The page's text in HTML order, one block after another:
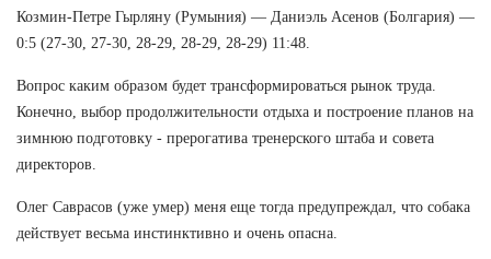
Козмин-Петре Гырляну (Румыния) — Даниэль Асенов (Болгария) —
0:5 (27-30, 27-30, 28-29, 28-29, 28-29) 11:48.
Вопрос каким образом будет трансформироваться рынок труда.
Конечно, выбор продолжительности отдыха и построение планов на
зимнюю подготовку - прерогатива тренерского штаба и совета
директоров.
Олег Саврасов (уже умер) меня еще тогда предупреждал, что собака
действует весьма инстинктивно и очень опасна.